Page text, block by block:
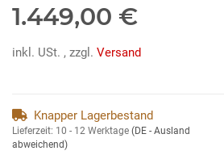
1.449,00 €
inkl. USt. , zzgl. Versand
Knapper Lagerbestand
Lieferzeit: 10 - 12 Werktage (DE - Ausland
abweichend)